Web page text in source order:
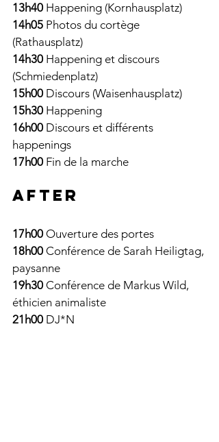
13h40 Happening (Kornhausplatz)
14h05 Photos du cortège
(Rathausplatz)
14h30 Happening et discours
(Schmiedenplatz)
15h00 Discours (Waisenhausplatz)
15h30 Happening
16h00 Discours et différents
happenings
17h00 Fin de la marche
AFTER
17h00 Ouverture des portes
18h00 Conférence de Sarah Heiligtag,
paysanne
19h30 Conférence de Markus Wild,
éthicien animaliste
21h00 DJ*N